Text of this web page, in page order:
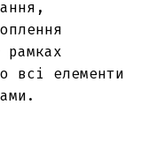
рамках
всі елементи
.